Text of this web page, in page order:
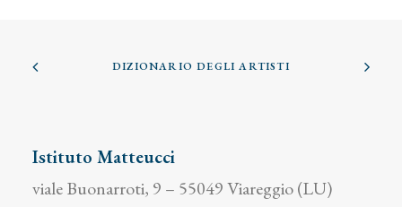
DIZIONARIO DEGLI ARTISTI
Istituto Matteucci
viale Buonarroti, 9 – 55049 Viareggio (LU)